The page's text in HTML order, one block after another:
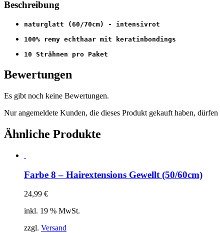
Beschreibung
naturglatt (60/70cm) - intensivrot
100% remy echthaar mit keratinbondings
10 Strähnen pro Paket
Bewertungen
Es gibt noch keine Bewertungen.
Nur angemeldete Kunden, die dieses Produkt gekauft haben,
Ähnliche Produkte
Farbe 8 – Hairextensions Gewellt (50/60cm)
24,99 €
inkl. 19 % MwSt.
zzgl. Versand